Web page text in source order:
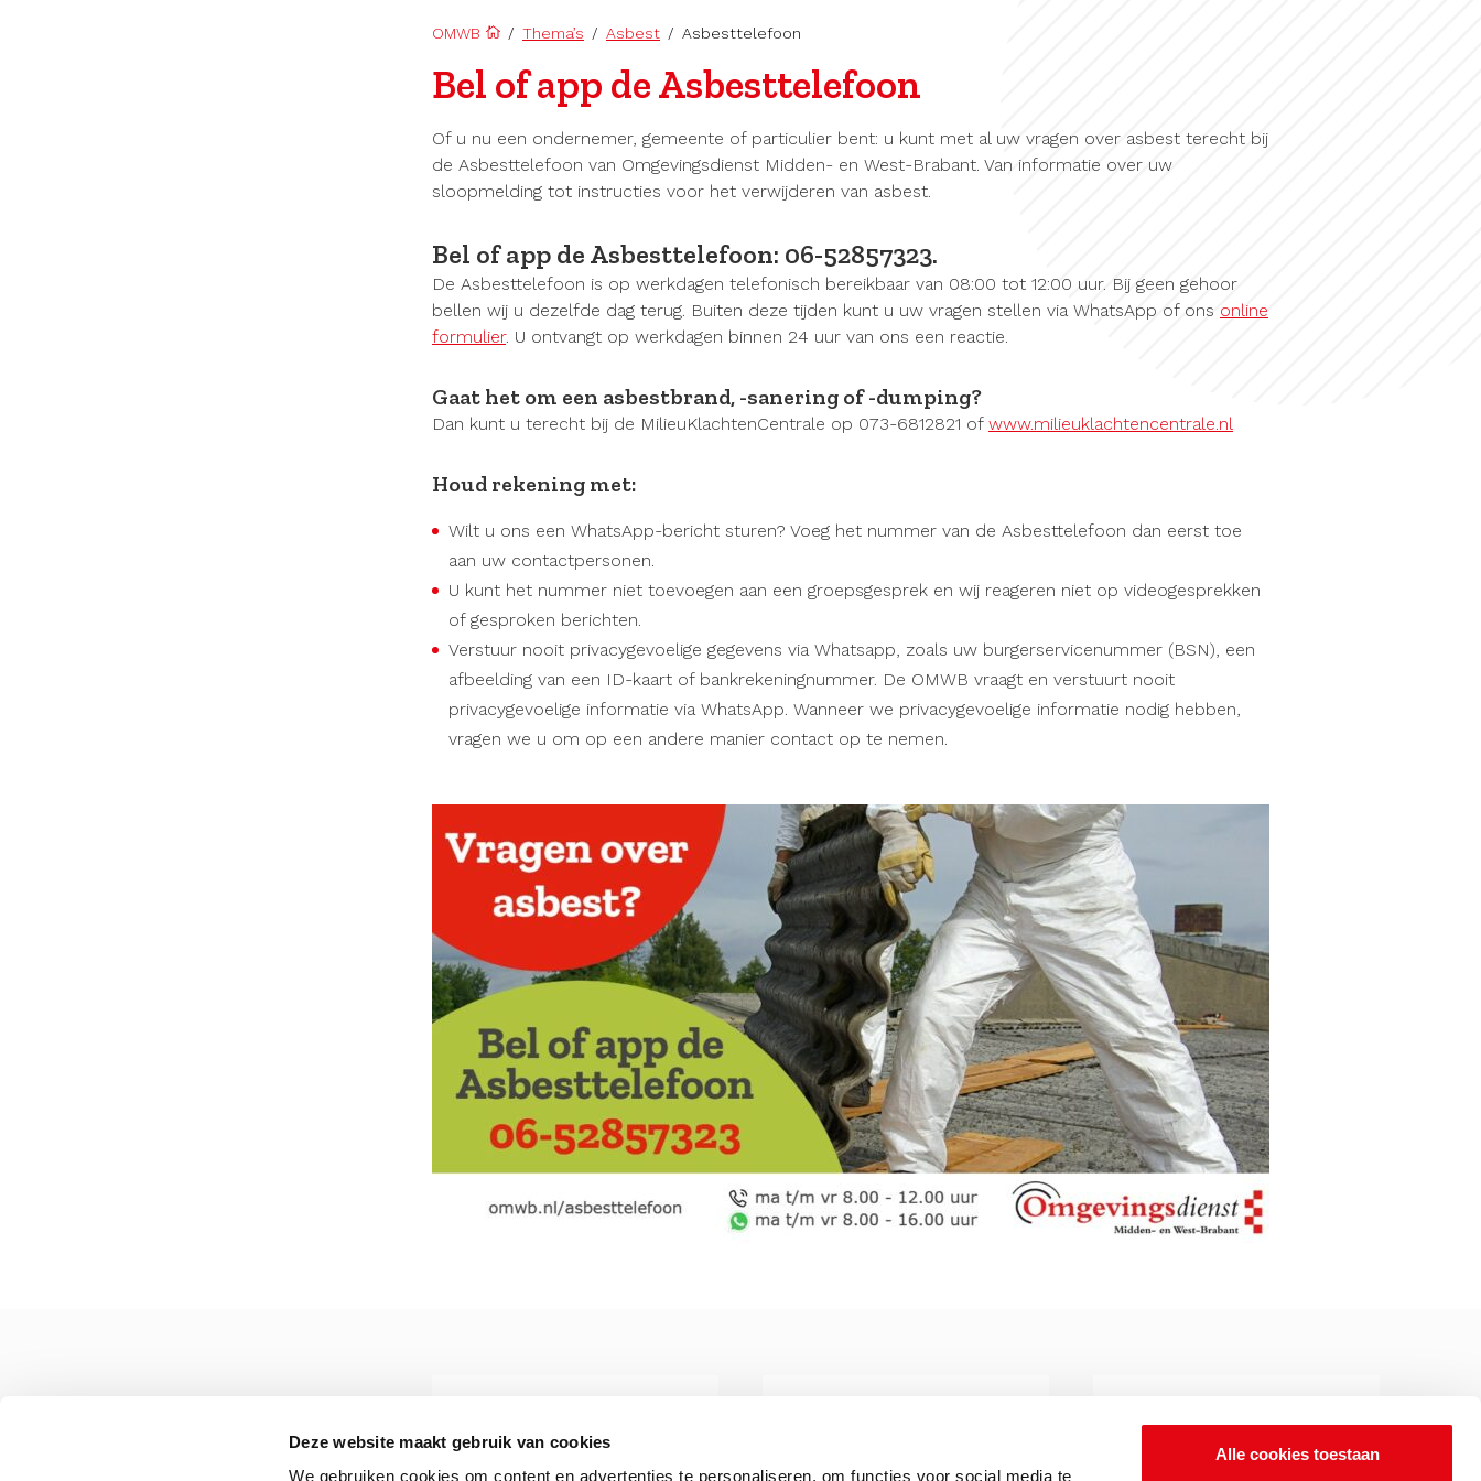
Deze website maakt gebruik van cookies
We gebruiken cookies om content en advertenties te personaliseren, om functies voor social media te
Alle cookies toestaan
OMWB / Thema’s / Asbest / Asbesttelefoon
Bel of app de Asbesttelefoon
Of u nu een ondernemer, gemeente of particulier bent: u kunt met al uw vragen over asbest terecht bij
de Asbesttelefoon van Omgevingsdienst Midden- en West-Brabant. Van informatie over uw
sloopmelding tot instructies voor het verwijderen van asbest.
Bel of app de Asbesttelefoon: 06-52857323.
De Asbesttelefoon is op werkdagen telefonisch bereikbaar van 08:00 tot 12:00 uur. Bij geen gehoor
bellen wij u dezelfde dag terug. Buiten deze tijden kunt u uw vragen stellen via WhatsApp of ons online
formulier. U ontvangt op werkdagen binnen 24 uur van ons een reactie.
Gaat het om een asbestbrand, -sanering of -dumping?
Dan kunt u terecht bij de MilieuKlachtenCentrale op 073-6812821 of www.milieuklachtencentrale.nl
Houd rekening met:
Wilt u ons een WhatsApp-bericht sturen? Voeg het nummer van de Asbesttelefoon dan eerst toe
aan uw contactpersonen.
U kunt het nummer niet toevoegen aan een groepsgesprek en wij reageren niet op videogesprekken
of gesproken berichten.
Verstuur nooit privacygevoelige gegevens via Whatsapp, zoals uw burgerservicenummer (BSN), een
afbeelding van een ID-kaart of bankrekeningnummer. De OMWB vraagt en verstuurt nooit
privacygevoelige informatie via WhatsApp. Wanneer we privacygevoelige informatie nodig hebben,
vragen we u om op een andere manier contact op te nemen.